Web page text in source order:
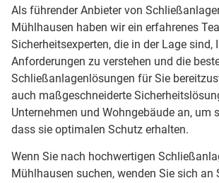
Als führender Anbieter von
Mühlhausen haben wir ein erfahrenes
Sicherheitsexperten, die in der Lage sind,
Anforderungen zu verstehen und die
Schließanlagenlösungen für Sie
auch maßgeschneiderte
Unternehmen und Wohngebäude an, um
dass sie optimalen Schutz erhalten.
Wenn Sie nach hochwertigen
Mühlhausen suchen, wenden Sie sich an